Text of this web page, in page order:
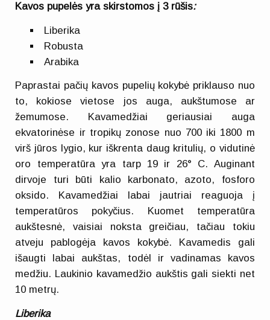
Kavos pupelės yra skirstomos į 3 rūšis:
Liberika
Robusta
Arabika
Paprastai pačių kavos pupelių kokybė priklauso nuo
to, kokiose vietose jos auga, aukštumose ar
žemumose. Kavamedžiai geriausiai auga
ekvatorinėse ir tropikų zonose nuo 700 iki 1800 m
virš jūros lygio, kur iškrenta daug kritulių, o vidutinė
oro temperatūra yra tarp 19 ir 26° C. Auginant
dirvoje turi būti kalio karbonato, azoto, fosforo
oksido. Kavamedžiai labai jautriai reaguoja į
temperatūros pokyčius. Kuomet temperatūra
aukštesnė, vaisiai noksta greičiau, tačiau tokiu
atveju pablogėja kavos kokybė. Kavamedis gali
išaugti labai aukštas, todėl ir vadinamas kavos
medžiu. Laukinio kavamedžio aukštis gali siekti net
10 metrų.
Liberika